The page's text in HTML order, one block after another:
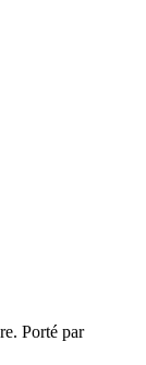
Porté par